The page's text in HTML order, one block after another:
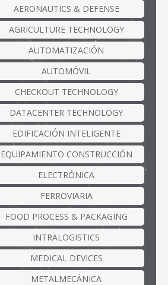
AERONAUTICS & DEFENSE
AGRICULTURE TECHNOLOGY
AUTOMATIZACIÓN
AUTOMÓVIL
CHECKOUT TECHNOLOGY
DATACENTER TECHNOLOGY
EDIFICACIÓN INTELIGENTE
EQUIPAMIENTO CONSTRUCCIÓN
ELECTRÓNICA
FERROVIARIA
FOOD PROCESS & PACKAGING
INTRALOGISTICS
MEDICAL DEVICES
METALMECÁNICA